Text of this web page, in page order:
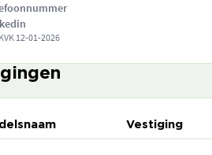
12-01-2026
Vestiging